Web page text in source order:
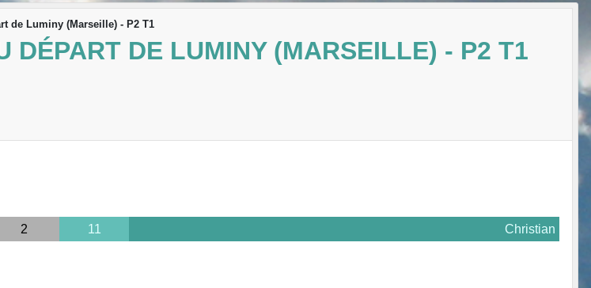
de Luminy (Marseille) - P2 T1
DÉPART DE LUMINY (MARSEILLE) - P2 T1
2 11 Christian